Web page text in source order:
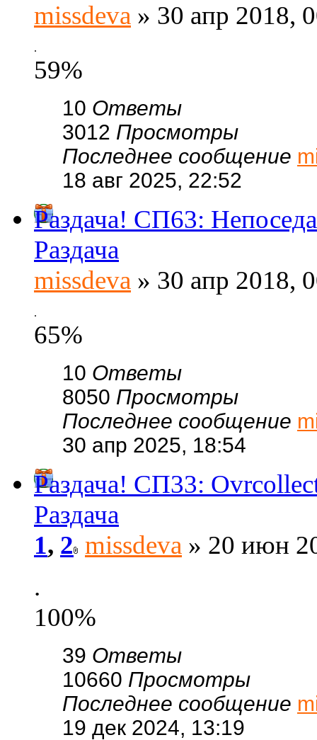
missdeva » 30 апр 2018,
.
59%
10 Ответы
3012 Просмотры
Последнее сообщение
18 авг 2025, 22:52
Раздача! СП63:
Раздача
missdeva » 30 апр 2018,
.
65%
10 Ответы
8050 Просмотры
Последнее сообщение
30 апр 2025, 18:54
Раздача! CП33:
Раздача
1, 2 missdeva » 20 июн
.
100%
39 Ответы
10660 Просмотры
Последнее сообщение
19 дек 2024, 13:19